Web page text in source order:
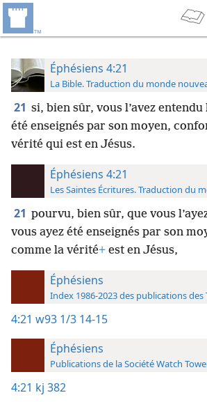
Éphésiens 4:21
La Bible. Traduction du monde
21 si, bien sûr, vous l’avez
été enseignés par son moyen,
vérité qui est en Jésus.
Éphésiens 4:21
Les Saintes Écritures. Traduction du
21 pourvu, bien sûr, que vous
vous ayez été enseignés par son
comme la vérité+ est en Jésus,
Éphésiens
Index 1986-2023 des publications des
4:21 w93 1/3 14-15
Éphésiens
Publications de la Société Watch
4:21 kj 382